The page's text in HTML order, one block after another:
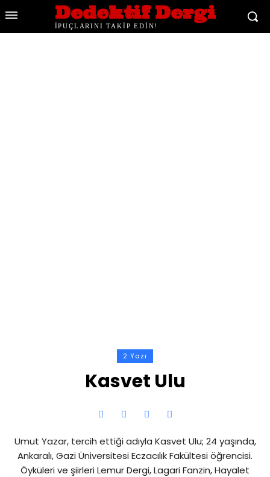
Dedektif Dergi
İPUÇLARINI TAKİP EDİN!
2 Yazı
Kasvet Ulu
Umut Yazar, tercih ettiği adıyla Kasvet Ulu; 24 yaşında,
Ankaralı, Gazi Üniversitesi Eczacılık Fakültesi öğrencisi.
Öyküleri ve şiirleri Lemur Dergi, Lagari Fanzin, Hayalet